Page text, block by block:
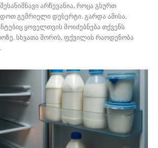
არჩევანია, როცა გსურთ
გემრიელი დესერტი. გარდა ამისა,
ყოველთვის მოიძებნება თქვენს
სხვათა შორის, ფქვილის რაოდენობა